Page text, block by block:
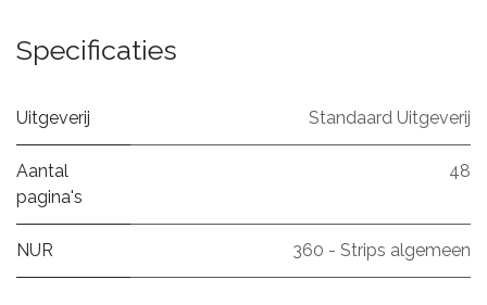
Specificaties
Uitgeverij Standaard Uitgeverij
Aantal
pagina's
48
NUR 360 - Strips algemeen